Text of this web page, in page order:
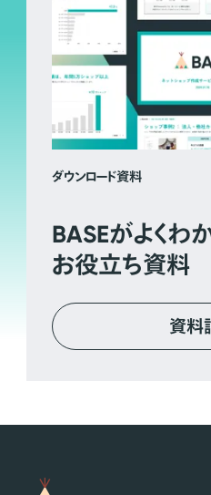
ダウンロード資料
BASEがよくわ
お役立ち資料
資料